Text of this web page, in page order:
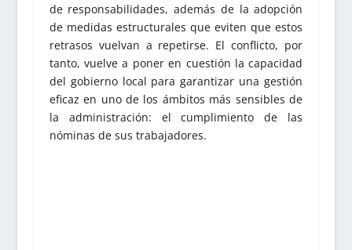
de responsabilidades, además de la adopción
de medidas estructurales que eviten que estos
retrasos vuelvan a repetirse. El conflicto, por
tanto, vuelve a poner en cuestión la capacidad
del gobierno local para garantizar una gestión
eficaz en uno de los ámbitos más sensibles de
la administración: el cumplimiento de las
nóminas de sus trabajadores.